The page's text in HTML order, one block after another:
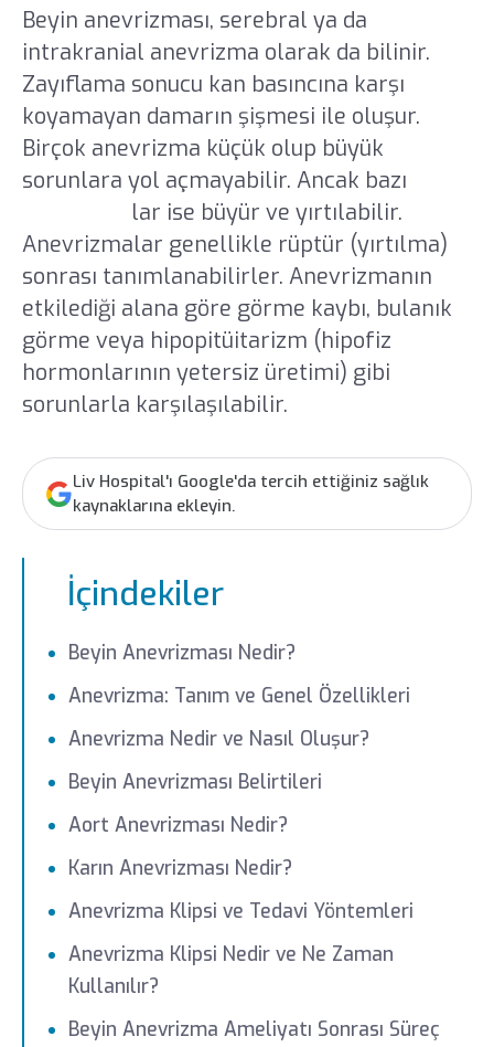
Beyin anevrizması, serebral ya da
intrakranial anevrizma olarak da bilinir.
Zayıflama sonucu kan basıncına karşı
koyamayan damarın şişmesi ile oluşur.
Birçok anevrizma küçük olup büyük
sorunlara yol açmayabilir. Ancak bazı
lar ise büyür ve yırtılabilir.
Anevrizmalar genellikle rüptür (yırtılma)
sonrası tanımlanabilirler. Anevrizmanın
etkilediği alana göre görme kaybı, bulanık
görme veya hipopitüitarizm (hipofiz
hormonlarının yetersiz üretimi) gibi
sorunlarla karşılaşılabilir.
Liv Hospital'ı Google'da tercih ettiğiniz sağlık
kaynaklarına ekleyin.
İçindekiler
Beyin Anevrizması Nedir?
Anevrizma: Tanım ve Genel Özellikleri
Anevrizma Nedir ve Nasıl Oluşur?
Beyin Anevrizması Belirtileri
Aort Anevrizması Nedir?
Karın Anevrizması Nedir?
Anevrizma Klipsi ve Tedavi Yöntemleri
Anevrizma Klipsi Nedir ve Ne Zaman
Kullanılır?
Beyin Anevrizma Ameliyatı Sonrası Süreç